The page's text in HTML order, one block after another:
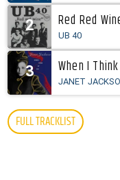
2 Red Red
UB 40
3 When I
JANET
FULL TRACKLIST